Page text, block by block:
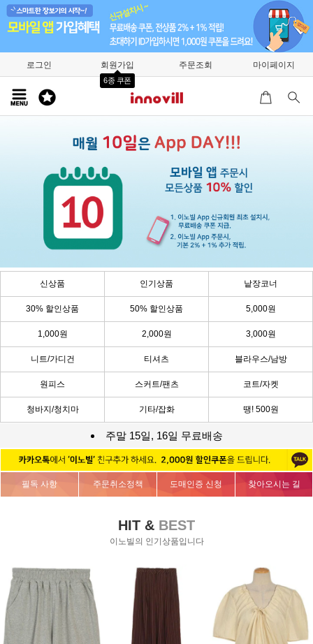
로그인 회원가입
6종 쿠폰
주문조회 마이페이지
신상품 인기상품 낱장코너
30% 할인상품 50% 할인상품 5,000원
1,000원 2,000원 3,000원
니트/가디건 티셔츠 블라우스/남방
원피스 스커트/팬츠 코트/자켓
청바지/청치마 기타/잡화 땡! 500원
주말 15일, 16일 무료배송
필독 사항 주문취소정책 도매인증 신청 찾아오시는 길
HIT & BEST
이노빌의 인기상품입니다